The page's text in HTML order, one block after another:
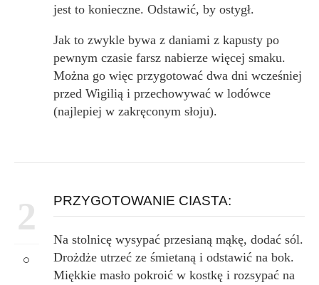
jest to konieczne. Odstawić, by ostygł.
Jak to zwykle bywa z daniami z kapusty po
pewnym czasie farsz nabierze więcej smaku.
Można go więc przygotować dwa dni wcześniej
przed Wigilią i przechowywać w lodówce
(najlepiej w zakręconym słoju).
2 PRZYGOTOWANIE CIASTA:
Na stolnicę wysypać przesianą mąkę, dodać sól.
Drożdże utrzeć ze śmietaną i odstawić na bok.
Miękkie masło pokroić w kostkę i rozsypać na